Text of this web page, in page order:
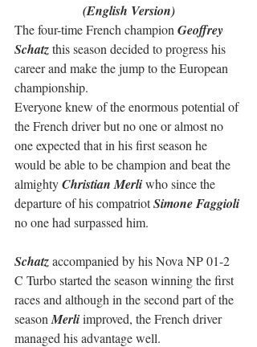
(English Version)
The four-time French champion Geoffrey
Schatz this season decided to progress his
career and make the jump to the European
championship.
Everyone knew of the enormous potential of
the French driver but no one or almost no
one expected that in his first season he
would be able to be champion and beat the
almighty Christian Merli who since the
departure of his compatriot Simone Faggioli
no one had surpassed him.
Schatz accompanied by his Nova NP 01-2
C Turbo started the season winning the first
races and although in the second part of the
season Merli improved, the French driver
managed his advantage well.